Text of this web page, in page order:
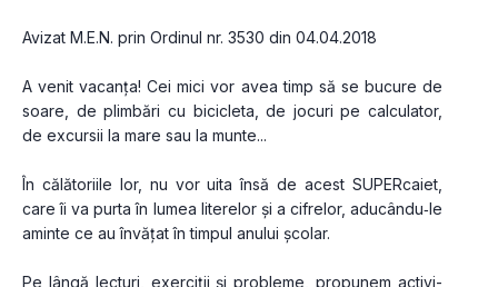
Avizat M.E.N. prin Ordinul nr. 3530 din 04.04.2018
A venit vacanța! Cei mici vor avea timp să se bucure de
soare, de plimbări cu bicicleta, de jocuri pe calcu­lator,
de excursii la mare sau la munte...
În călătoriile lor, nu vor uita însă de acest SUPERcaiet,
care îi va purta în lumea literelor și a cifrelor, aducân­du‑le
aminte ce au învățat în timpul anului școlar.
Pe lângă lecturi, exerciții și probleme, propunem activi­